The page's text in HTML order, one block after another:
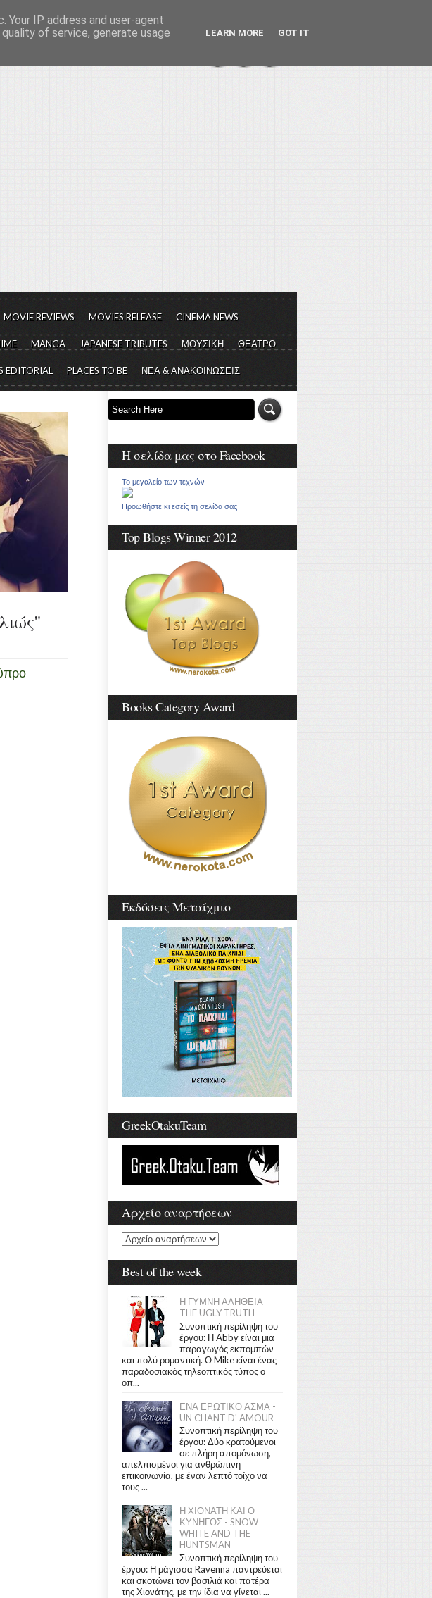
έκταση...
MOVIE REVIEWS MOVIES RELEASE CINEMA NEWS
MANGA JAPANESE TRIBUTES ΜΟΥΣΙΚΗ ΘΕΑΤΡΟ
EDITORIAL PLACES TO BE ΝΕΑ & ΑΝΑΚΟΙΝΩΣΕΙΣ
Η σελίδα μας στο Facebook
Το μεγαλείο των τεχνών
Προωθήστε κι εσείς τη σελίδα σας
Top Blogs Winner 2012
Books Category Award
Εκδόσεις Μεταίχμιο
GreekOtakuTeam
Αρχείο αναρτήσεων
Best of the week
Η ΓΥΜΝΗ ΑΛΗΘΕΙΑ -
THE UGLY TRUTH
Συνοπτική περίληψη του
έργου: Η Abby είναι μια
παραγωγός εκπομπών
και πολύ ρομαντική. Ο Mike είναι ένας
παραδοσιακός τηλεοπτικός τύπος ο
οπ...
ΕΝΑ ΕΡΩΤΙΚΟ ΑΣΜΑ -
UN CHANT D' AMOUR
Συνοπτική περίληψη του
έργου: Δύο κρατούμενοι
σε πλήρη απομόνωση,
απελπισμένοι για ανθρώπινη
επικοινωνία, με έναν λεπτό τοίχο να
τους ...
Η ΧΙΟΝΑΤΗ ΚΑΙ Ο
ΚΥΝΗΓΟΣ - SNOW
WHITE AND THE
HUNTSMAN
Συνοπτική περίληψη του
έργου: Η μάγισσα Ravenna παντρεύεται
και σκοτώνει τον βασιλιά και πατέρα
της Χιονάτης, με την ίδια να γίνεται ...
IP address and user-agent
of service, generate usage
LEARN MORE GOT IT